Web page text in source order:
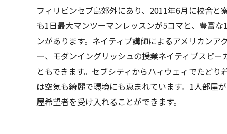
フィリピンセブ島郊外にあり、2011年6月に校舎と
も1日最大マンツーマンレッスンが5コマと、豊富
ンがあります。ネイティブ講師によるアメリカンア
ー、モダンイングリッシュの授業ネイティブスピ
ともできます。セブシティからハィウェィでたどり
は空気も綺麗で環境にも恵まれています。1人部屋
屋希望者を受け入れることができます。